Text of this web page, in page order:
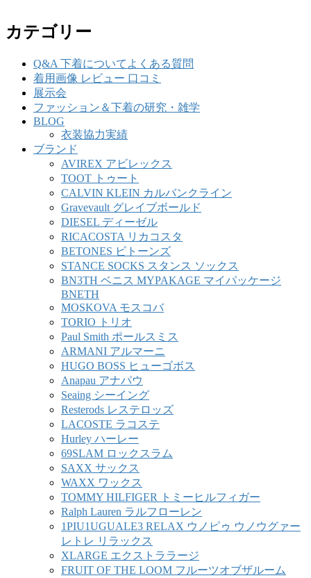
カテゴリー
Q&A 下着についてよくある質問
着用画像 レビュー 口コミ
展示会
ファッション＆下着の研究・雑学
BLOG
衣装協力実績
ブランド
AVIREX アビレックス
TOOT トゥート
CALVIN KLEIN カルバンクライン
Gravevault グレイブボールド
DIESEL ディーゼル
RICACOSTA リカコスタ
BETONES ビトーンズ
STANCE SOCKS スタンス ソックス
BN3TH ベニス MYPAKAGE マイパッケージ
BNETH
MOSKOVA モスコバ
TORIO トリオ
Paul Smith ポールスミス
ARMANI アルマーニ
HUGO BOSS ヒューゴボス
Anapau アナパウ
Seaing シーイング
Resterods レステロッズ
LACOSTE ラコステ
Hurley ハーレー
69SLAM ロックスラム
SAXX サックス
WAXX ワックス
TOMMY HILFIGER トミーヒルフィガー
Ralph Lauren ラルフローレン
1PIU1UGUALE3 RELAX ウノピゥ ウノウグァー
レトレ リラックス
XLARGE エクストララージ
FRUIT OF THE LOOM フルーツオブザルーム